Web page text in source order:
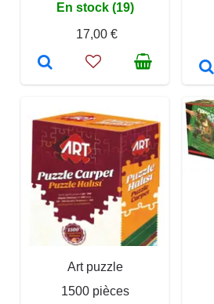
En stock (19)
17,00 €
Art puzzle
1500 pièces